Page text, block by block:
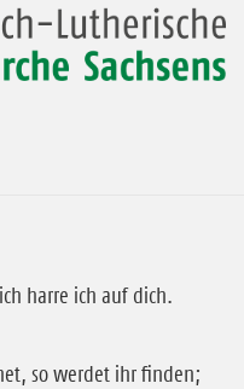
harre ich auf dich.
so werdet ihr finden;